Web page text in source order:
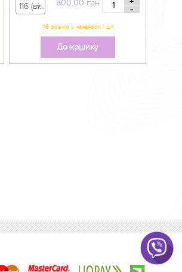
800,00 грн
116 (вік 5-6 р) - 800,00 грн -
До кошику